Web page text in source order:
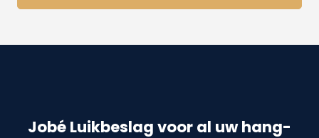
Jobé Luikbeslag voor al uw hang-